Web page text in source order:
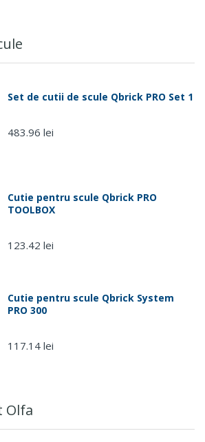
Set de cutii de scule Qbrick PRO Set 1
483.96 lei
Cutie pentru scule Qbrick PRO
TOOLBOX
123.42 lei
Cutie pentru scule Qbrick System
PRO 300
117.14 lei
Olfa